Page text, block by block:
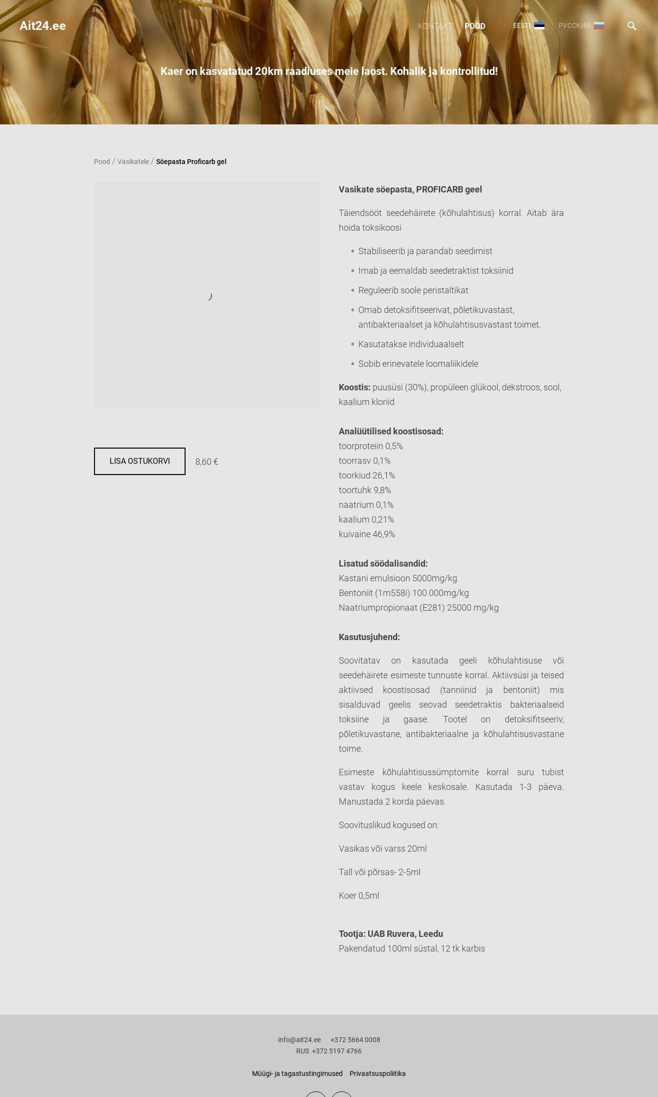
Ait24.ee KONTAKT POOD EESTI РУССКИЙ
Kaer on kasvatatud 20km raadiuses meie laost. Kohalik ja kontrollitud!
Pood / Vasikatele / Söepasta Proficarb gel
LISA OSTUKORVI 8,60 €
Vasikate söepasta, PROFICARB geel
Täiendsööt seedehäirete (kõhulahtisus) korral. Aitab ära
hoida toksikoosi
Stabiliseerib ja parandab seedimist
Imab ja eemaldab seedetraktist toksiinid
Reguleerib soole peristaltikat
Omab detoksifitseerivat, põletikuvastast,
antibakteriaalset ja kõhulahtisusvastast toimet.
Kasutatakse individuaalselt
Sobib erinevatele loomaliikidele
Koostis: puusüsi (30%), propüleen glükool, dekstroos, sool,
kaalium kloriid
Analüütilised koostisosad:
toorproteiin 0,5%
toorrasv 0,1%
toorkiud 26,1%
toortuhk 9,8%
naatrium 0,1%
kaalium 0,21%
kuivaine 46,9%
Lisatud söödalisandid:
Kastani emulsioon 5000mg/kg
Bentoniit (1m558i) 100 000mg/kg
Naatriumpropionaat (E281) 25000 mg/kg
Kasutusjuhend:
Soovitatav on kasutada geeli kõhulahtisuse või
seedehäirete esimeste tunnuste korral. Aktiivsüsi ja teised
aktiivsed koostisosad (tanniinid ja bentoniit) mis
sisalduvad geelis seovad seedetraktis bakteriaalseid
toksiine ja gaase. Tootel on detoksifitseeriv,
põletikuvastane, antibakteriaalne ja kõhulahtisusvastane
toime.
Esimeste kõhulahtisussümptomite korral suru tubist
vastav kogus keele keskosale. Kasutada 1-3 päeva.
Manustada 2 korda päevas.
Soovituslikud kogused on:
Vasikas või varss 20ml
Tall või põrsas- 2-5ml
Koer 0,5ml
Tootja: UAB Ruvera, Leedu
Pakendatud 100ml süstal, 12 tk karbis
info@ait24.ee +372 5664 0008
RUS +372 5197 4766
Müügi- ja tagastustingimused Privaatsuspoliitika